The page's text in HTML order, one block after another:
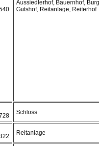
Aussiedlerhof, Bauernhof,
Gutshof, Reitanlage, Reiterhof
Schloss
Reitanlage